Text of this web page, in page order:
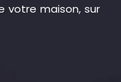
votre maison, sur